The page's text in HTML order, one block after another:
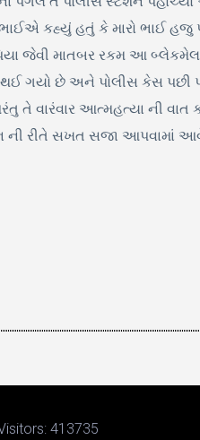
કહ્યું હતું કે મારો ભાઈ હજુ
જેવી માતબર રકમ આ
થઈ ગયો છે અને પોલીસ કેસ
તે વારંવાર આત્મહત્યા ની વાત
ની રીતે સખત સજા આપવામાં
413735